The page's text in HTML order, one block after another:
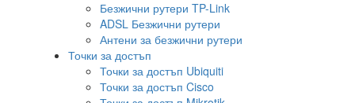
Безжични рутери TP-Link
ADSL Безжични рутери
Антени за безжични рутери
Точки за достъп
Точки за достъп Ubiquiti
Точки за достъп Cisco